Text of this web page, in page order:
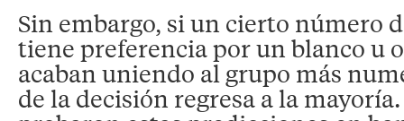
Sin embargo, si un cierto número
tiene preferencia por un blanco u
acaban uniendo al grupo más
de la decisión regresa a la